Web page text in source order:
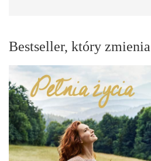
Bestseller, który